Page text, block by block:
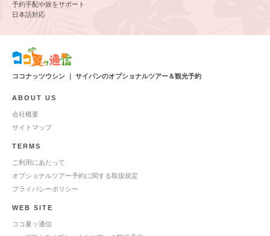
予約手配や旅をサポート
日本語対応
ココナッツウシン ｜ サイパンのオプショナルツアー＆観光予約
ABOUT US
会社概要
サイトマップ
TERMS
ご利用にあたって
オプショナルツアー予約に関する取扱規定
プライバシーポリシー
WEB SITE
ココ夏ッ通信